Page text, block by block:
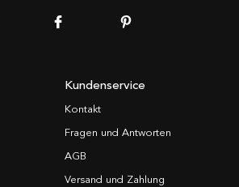
Kundenservice
Kontakt
Fragen und Antworten
AGB
Versand und Zahlung